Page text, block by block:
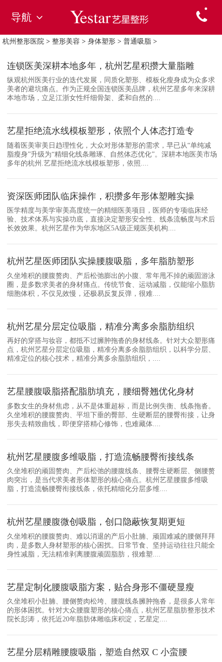
导航
杭州整形医院 > 整形美容 > 身体塑形 > 普通吸脂 >
连锁医美深耕本地多年，杭州艺星积攒大量脂雕
纵观杭州医美行业的迭代发展，同质化塑形、模板化瘦身成为众多求
美者的避坑痛点。作为正规全国连锁医美品牌，杭州艺星多年来深耕
本地市场，立足江浙女性纤细骨架、柔和自然的....
艺星拒绝流水线模板塑形，依照个人体态打造专
随着医美审美日趋理性化，大众对形体塑形的需求，早已从“单纯减
脂瘦身”升级为“精细化线条雕琢、自然体态优化”。深耕本地医美市场
多年的杭州.艺星拒绝流水线模板塑形，依照....
资深医师团队临床操作，积攒多年形体塑雕实操
医学精度与美学审美高度统一的精细医美项目，医师的专项临床经
验、技术体系与实操功底，直接决定塑形安全性、线条流畅度与术后
长效效果。杭州艺星作为华东地区5A级正规医美机构....
杭州艺星医师团队实操腰腹吸脂，多年脂肪塑形
久坐堆积的腰腹赘肉、产后松弛膨出的小腹、常年甩不掉的顽固游泳
圈，是多数求美者的身材痛点。传统节食、运动减脂，仅能缩小脂肪
细胞体积，不仅见效慢，还极易反复反弹，很难....
杭州艺星分层定位吸脂，精准分离多余脂肪组织
再好的穿搭与妆容，都抵不过臃肿拖沓的身材线条。针对大众塑形痛
点，杭州艺星分层定位吸脂，精准分离多余脂肪组织，以科学分层、
精准定位的核心技术，精准分离多余脂肪组织，....
艺星腰腹吸脂搭配脂肪填充，腰细臀翘优化身材
多数女生的身材焦虑，从不是体重超标，而是比例失衡、线条拖沓。
久坐堆积的腰腹赘肉、平坦下垂的臀部、生硬断层的腰臀衔接，让身
形失去精致曲线，即便穿搭精心修饰，也难藏体....
杭州艺星腰腹多维吸脂，打造流畅腰臀衔接线条
久坐堆积的顽固赘肉、产后松弛的腰腹线条、腰臀生硬断层、侧腰赘
肉突出，是当代求美者形体塑形的核心痛点。杭州艺星腰腹多维吸
脂，打造流畅腰臀衔接线条，依托精细化分层多维....
杭州艺星腰腹微创吸脂，创口隐蔽恢复期更短
久坐堆积的腰腹赘肉、难以消退的产后小肚腩、顽固难减的腰侧拜拜
肉，是多数人身材塑形的核心困扰。日常节食、坚持运动往往只能全
身性减脂，无法精准剥离腰腹顽固脂肪，很难塑....
艺星定制化腰腹吸脂方案，贴合身形不僵硬显瘦
久坐堆积小肚腩、腰侧赘肉松垮、腰腹线条臃肿拖沓，是很多人常年
的形体困扰。针对大众腰腹塑形的核心痛点，杭州艺星脂肪整形技术
院长彭涛，依托近20年脂肪体雕临床积淀，艺星定....
艺星分层精雕腰腹吸脂，塑造自然双 C 小蛮腰